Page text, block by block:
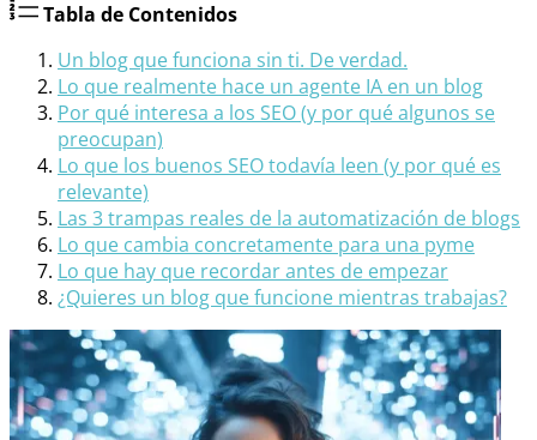
Tabla de Contenidos
Un blog que funciona sin ti. De verdad.
Lo que realmente hace un agente IA en un blog
Por qué interesa a los SEO (y por qué algunos se
preocupan)
Lo que los buenos SEO todavía leen (y por qué es
relevante)
Las 3 trampas reales de la automatización de blogs
Lo que cambia concretamente para una pyme
Lo que hay que recordar antes de empezar
¿Quieres un blog que funcione mientras trabajas?